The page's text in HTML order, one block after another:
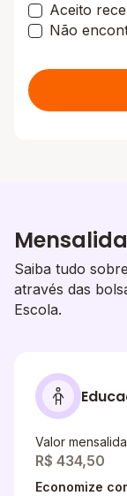
Aceito
Não
Saiba tudo
através das
Escola.
Valor
R$ 434,50
Economize